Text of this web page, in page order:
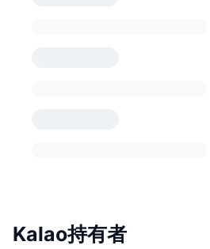
Kalao持有者